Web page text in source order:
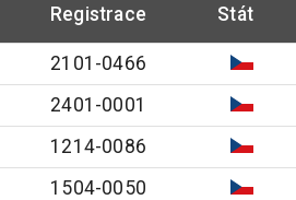
Registrace Stát
2101-0466
2401-0001
1214-0086
1504-0050